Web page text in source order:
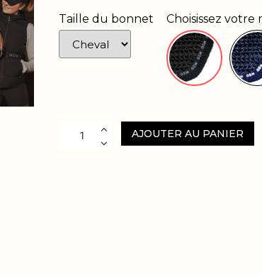
Taille du bonnet Choisissez votre
AJOUTER AU PANIER